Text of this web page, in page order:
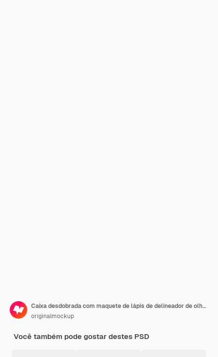
Caixa desdobrada com maquete de lápis de delineador de olhos, vista superior 02
originalmockup
Você também pode gostar destes PSD